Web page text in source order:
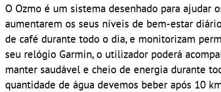
O Ozmo é um sistema desenhado para
aumentarem os seus níveis de bem-estar
de café durante todo o dia, e monitorizam
seu relógio Garmin, o utilizador poderá
manter saudável e cheio de energia durante
quantidade de água devemos beber após 10